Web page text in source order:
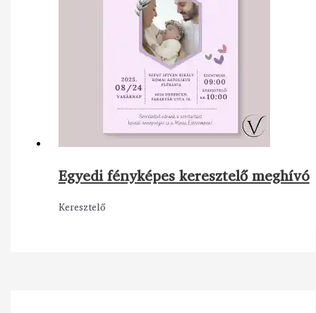
Egyedi fényképes keresztelő meghívó
Keresztelő